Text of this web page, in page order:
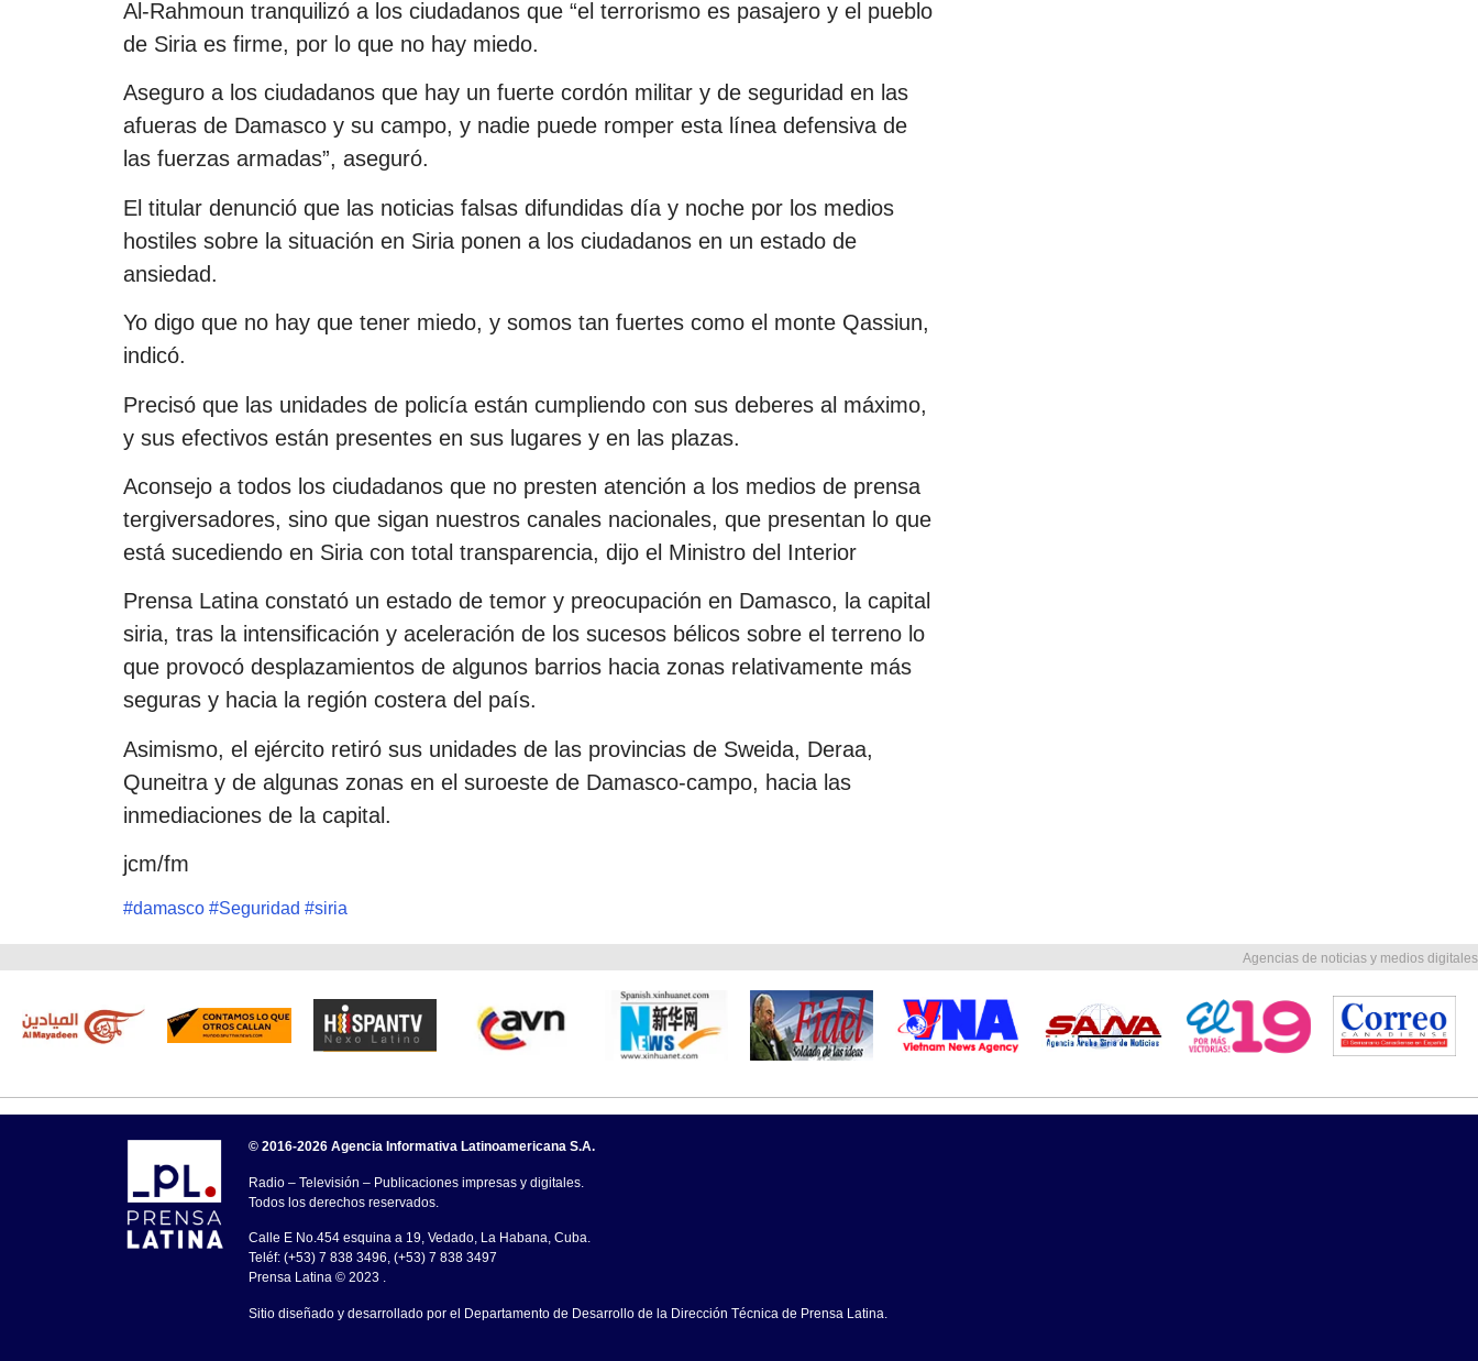
Al-Rahmoun tranquilizó a los ciudadanos que “el terrorismo es pasajero y el pueblo
de Siria es firme, por lo que no hay miedo.
Aseguro a los ciudadanos que hay un fuerte cordón militar y de seguridad en las
afueras de Damasco y su campo, y nadie puede romper esta línea defensiva de
las fuerzas armadas”, aseguró.
El titular denunció que las noticias falsas difundidas día y noche por los medios
hostiles sobre la situación en Siria ponen a los ciudadanos en un estado de
ansiedad.
Yo digo que no hay que tener miedo, y somos tan fuertes como el monte Qassiun,
indicó.
Precisó que las unidades de policía están cumpliendo con sus deberes al máximo,
y sus efectivos están presentes en sus lugares y en las plazas.
Aconsejo a todos los ciudadanos que no presten atención a los medios de prensa
tergiversadores, sino que sigan nuestros canales nacionales, que presentan lo que
está sucediendo en Siria con total transparencia, dijo el Ministro del Interior
Prensa Latina constató un estado de temor y preocupación en Damasco, la capital
siria, tras la intensificación y aceleración de los sucesos bélicos sobre el terreno lo
que provocó desplazamientos de algunos barrios hacia zonas relativamente más
seguras y hacia la región costera del país.
Asimismo, el ejército retiró sus unidades de las provincias de Sweida, Deraa,
Quneitra y de algunas zonas en el suroeste de Damasco-campo, hacia las
inmediaciones de la capital.
jcm/fm
#damasco #Seguridad #siria
Agencias de noticias y medios digitales
© 2016-2026 Agencia Informativa Latinoamericana S.A.
Radio – Televisión – Publicaciones impresas y digitales.
Todos los derechos reservados.
Calle E No.454 esquina a 19, Vedado, La Habana, Cuba.
Teléf: (+53) 7 838 3496, (+53) 7 838 3497
Prensa Latina © 2023 .
Sitio diseñado y desarrollado por el Departamento de Desarrollo de la Dirección Técnica de Prensa Latina.